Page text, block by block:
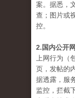
案。据悉，
查；图片或
控。
2.国内公开网
上网行为（
页，发帖的
据透露，服
监控，拦截